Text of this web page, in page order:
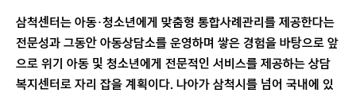
삼척센터는 아동·청소년에게 맞춤형 통합사례관리를 제공한다는
전문성과 그동안 아동상담소를 운영하며 쌓은 경험을 바탕으로 앞
으로 위기 아동 및 청소년에게 전문적인 서비스를 제공하는 상담
복지센터로 자리 잡을 계획이다. 나아가 삼척시를 넘어 국내에 있